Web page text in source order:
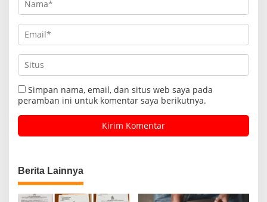
Simpan nama, email, dan situs web saya pada
peramban ini untuk komentar saya berikutnya.
Berita Lainnya